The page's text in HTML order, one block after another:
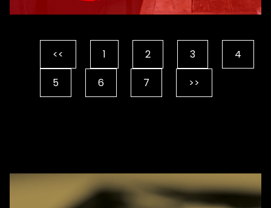
<< 1 2 3 4
5 6 7 >>